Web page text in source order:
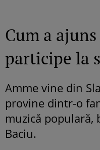
Cum a
participe la
Amme vine din
provine dintr-o
muzică populară,
Baciu.